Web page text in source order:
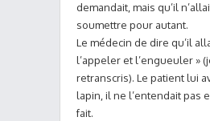
demandait, mais qu’il
soumettre pour autant.
Le médecin de dire qu’il
l’appeler et l’engueuler »
retranscris). Le patient lui
lapin, il ne l’entendait pas
fait.